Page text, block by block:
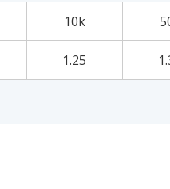
10k
1.25